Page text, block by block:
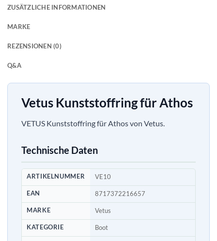
ZUSÄTZLICHE INFORMATIONEN
MARKE
REZENSIONEN (0)
Q&A
Vetus Kunststoffring für Athos
VETUS Kunststoffring für Athos von Vetus.
Technische Daten
ARTIKELNUMMER VE10
EAN 8717372216657
MARKE Vetus
KATEGORIE Boot